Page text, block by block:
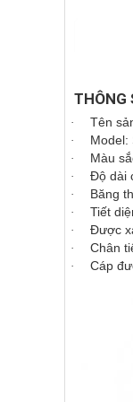
THÔNG
· Tên
· Model:
· Màu
· Độ dài
· Băng
· Tiết
· Được
· Chân
· Cáp